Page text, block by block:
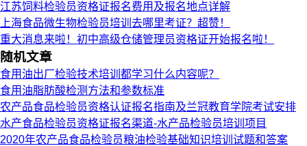
江苏饲料检验员资格证报名费用及报名地点详解
上海食品微生物检验员培训去哪里考证？超赞！
重大消息来啦！初中高级仓储管理员资格证开始报名啦！
随机文章
食用油出厂检验技术培训都学习什么内容呢？
食用油脂肪酸检测方法和参数标准
农产品食品检验员资格认证报名指南及兰冠教育学院考试安排
水产食品检验员资格证报名渠道-水产品检验员培训项目
2020年农产品食品检验员粮油检验基础知识培训试题和答案